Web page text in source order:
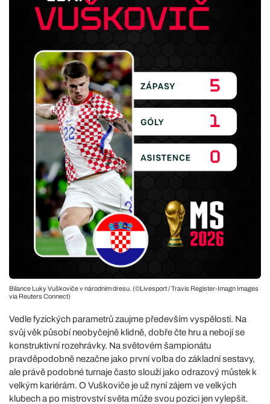
Bilance Luky Vuškoviče v národním dresu. (©Livesport / Travis Register-Imagn Images
via Reuters Connect)
Vedle fyzických parametrů zaujme především vyspělostí. Na
svůj věk působí neobyčejně klidně, dobře čte hru a nebojí se
konstruktivní rozehrávky. Na světovém šampionátu
pravděpodobně nezačne jako první volba do základní sestavy,
ale právě podobné turnaje často slouží jako odrazový můstek k
velkým kariérám. O Vuškoviče je už nyní zájem ve velkých
klubech a po mistrovství světa může svou pozici jen vylepšit.